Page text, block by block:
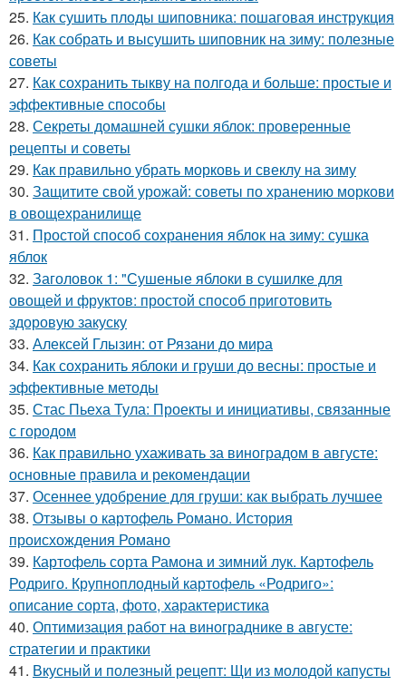
25. Как сушить плоды шиповника: пошаговая инструкция
26. Как собрать и высушить шиповник на зиму: полезные
советы
27. Как сохранить тыкву на полгода и больше: простые и
эффективные способы
28. Секреты домашней сушки яблок: проверенные
рецепты и советы
29. Как правильно убрать морковь и свеклу на зиму
30. Защитите свой урожай: советы по хранению моркови
в овощехранилище
31. Простой способ сохранения яблок на зиму: сушка
яблок
32. Заголовок 1: "Сушеные яблоки в сушилке для
овощей и фруктов: простой способ приготовить
здоровую закуску
33. Алексей Глызин: от Рязани до мира
34. Как сохранить яблоки и груши до весны: простые и
эффективные методы
35. Стас Пьеха Тула: Проекты и инициативы, связанные
с городом
36. Как правильно ухаживать за виноградом в августе:
основные правила и рекомендации
37. Осеннее удобрение для груши: как выбрать лучшее
38. Отзывы о картофель Романо. История
происхождения Романо
39. Картофель сорта Рамона и зимний лук. Картофель
Родриго. Крупноплодный картофель «Родриго»:
описание сорта, фото, характеристика
40. Оптимизация работ на винограднике в августе:
стратегии и практики
41. Вкусный и полезный рецепт: Щи из молодой капусты